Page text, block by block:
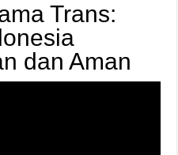
Trans:
dan Aman